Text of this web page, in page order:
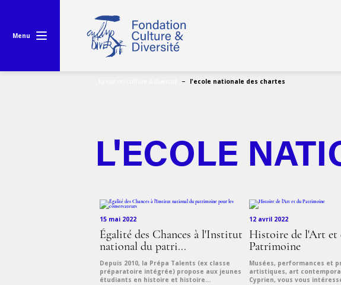
Menu
l'ecole nationale des chartes
L'ECOLE
15 mai 2022
Égalité des Chances à l'Institut
national du patri...
Depuis 2010, la Prépa Talents (ex classe
préparatoire intégrée) propose aux jeunes
étudiants en histoire et histoire...
12 avril 2022
Histoire de l'Art et
Patrimoine
Musées, performances et
artistiques, art
Cyprien, vous vous